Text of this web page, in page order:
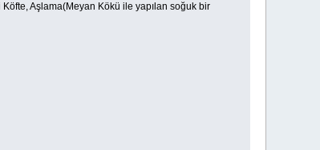
Köfte, Aşlama(Meyan Kökü ile yapılan soğuk bir